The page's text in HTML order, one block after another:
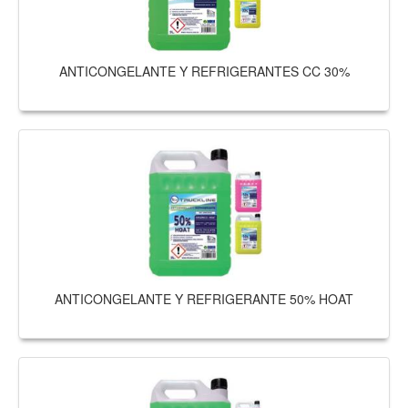
ANTICONGELANTE Y REFRIGERANTES CC 30%
ANTICONGELANTE Y REFRIGERANTE 50% HOAT